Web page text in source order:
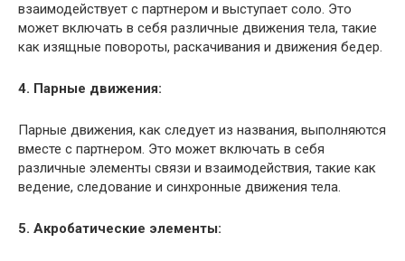
взаимодействует с партнером и выступает соло. Это
может включать в себя различные движения тела, такие
как изящные повороты, раскачивания и движения бедер.
4. Парные движения:
Парные движения, как следует из названия, выполняются
вместе с партнером. Это может включать в себя
различные элементы связи и взаимодействия, такие как
ведение, следование и синхронные движения тела.
5. Акробатические элементы: